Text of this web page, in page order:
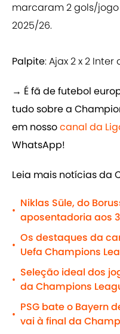
marcaram 2 gols/
2025/26.
Palpite: Ajax 2 x 2 Inter
→ É fã de futebol
tudo sobre a
em nossocanal da
WhatsApp!
Leia mais notícias da
•
Niklas Süle, do
aposentadoria aos
•
Os destaques da
Uefa Champions
•
Seleção ideal dos
da Champions
•
PSG bate o Bayern
vai à final da